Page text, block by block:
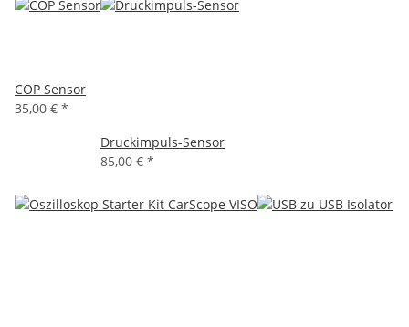
COP Sensor
35,00 € *
Druckimpuls-Sensor
85,00 € *